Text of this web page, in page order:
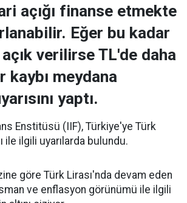
açığı finanse etmekte
Eğer bu kadar
verilirse TL'de daha
kaybı meydana
yaptı.
Enstitüsü (IIF), Türkiye'ye Türk
ile ilgili uyarılarda bulundu.
göre Türk Lirası'nda devam eden
ve enflasyon görünümü ile ilgili